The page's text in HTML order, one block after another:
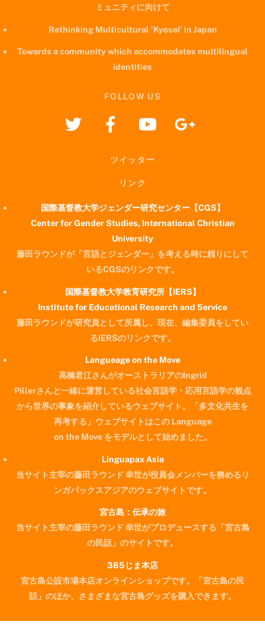
Back
ミュニティに向けて
Rethinking Multicultural 'Kyosei' in Japan
Towards a community which accommodates multilingual
identities
FOLLOW US
ツイッター
リンク
国際基督教大学ジェンダー研究センター【CGS】
Center for Gender Studies, International Christian
University
藤田ラウンドが「言語とジェンダー」を考える時に頼りにして
いるCGSのリンクです。
国際基督教大学教育研究所【IERS】
Institute for Educational Research and Service
藤田ラウンドが研究員として所属し、現在、編集委員をしてい
るIERSのリンクです。
Langueage on the Move
高橋君江さんがオーストラリアのIngrid
Pillerさんと一緒に運営している社会言語学・応用言語学の観点
から世界の事象を紹介しているウェブサイト。「多文化共生を
再考する」ウェブサイトはこの Language
on the Move をモデルとして始めました。
Linguapax Asia
当サイト主宰の藤田ラウンド 幸世が役員会メンバーを務めるリ
ンガパックスアジアのウェブサイトです。
宮古島：伝承の旅
当サイト主宰の藤田ラウンド 幸世がプロデュースする「宮古島
の民話」のサイトです。
385じま本店
宮古島公設市場本店オンラインショップです。「宮古島の民
話」のほか、さまざまな宮古島グッズを購入できます。